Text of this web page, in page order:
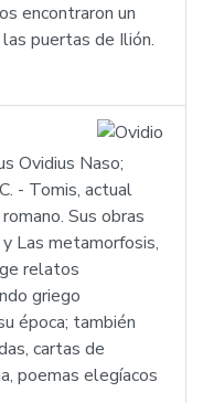
encontraron un
puertas de Ilión.
Ovidius Naso;
- Tomis, actual
Sus obras
Las metamorfosis,
relatos
griego
época; también
cartas de
poemas elegíacos